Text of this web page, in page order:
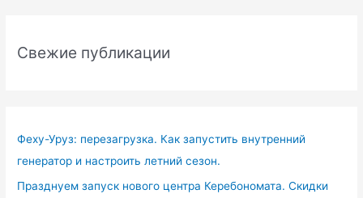
Свежие публикации
Феху-Уруз: перезагрузка. Как запустить внутренний
генератор и настроить летний сезон.
Празднуем запуск нового центра Керебономата. Скидки